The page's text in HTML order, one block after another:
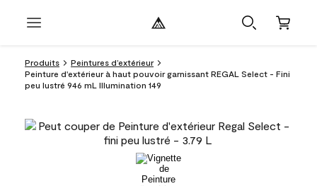
Produits
Peintures d’extérieur
Peinture d'extérieur à haut pouvoir garnissant REGAL Select - Fini
peu lustré 946 mL Illumination 149